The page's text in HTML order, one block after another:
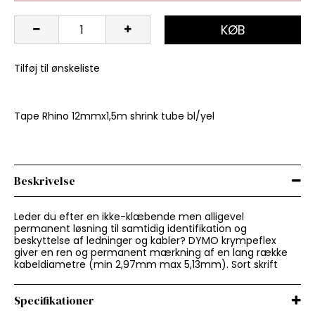
KØB
Tilføj til ønskeliste
Tape Rhino 12mmx1,5m shrink tube bl/yel
Beskrivelse
Leder du efter en ikke-klæbende men alligevel
permanent løsning til samtidig identifikation og
beskyttelse af ledninger og kabler? DYMO krympeflex
giver en ren og permanent mærkning af en lang række
kabeldiametre (min 2,97mm max 5,13mm). Sort skrift
Specifikationer